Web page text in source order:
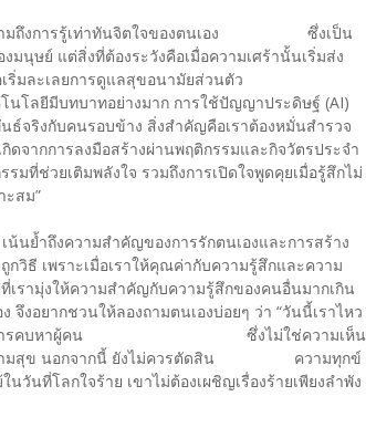
ความถึงการรู้เท่าทันจิตใจของตนเอง ซึ่งเป็น
นุษย์ แต่สิ่งที่ต้องระวังคือเมื่อความเศร้านั้นเริ่มส่ง
หว หรือเริ่มละเลยการดูแลสุขอนามัยส่วนตัว
ลยีมีบทบาทอย่างมาก การใช้ปัญญาประดิษฐ์ (AI)
ธ์จริงกับคนรอบข้าง สิ่งสำคัญคือเราต้องหมั่นสำรวจ
ดจากการลงมือสร้างผ่านพฤติกรรมและกิจวัตรประจำ
มที่ช่วยเติมพลังใจ รวมถึงการเปิดใจพูดคุยเมื่อรู้สึกไม่
ะสม”
น้นย้ำถึงความสำคัญของการรักตนเองและการสร้าง
วิธี เพราะเมื่อเราให้คุณค่ากับความรู้สึกและความ
เรามุ่งให้ความสำคัญกับความรู้สึกของคนอื่นมากเกิน
งอยากชวนให้ลองถามตนเองบ่อยๆ ว่า “วันนี้เราไหว
ชัดเจนในการคบหาผู้คน ซึ่งไม่ใช่ความเห็น
งมีความสุข นอกจากนี้ ยังไม่ควรตัดสิน ความทุกข์
วันที่โลกใจร้าย เขาไม่ต้องเผชิญเรื่องร้ายเพียงลำพัง